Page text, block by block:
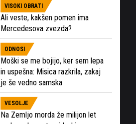
VISOKI OBRATI
Ali veste, kakšen pomen ima
Mercedesova zvezda?
ODNOSI
Moški se me bojijo, ker sem lepa
in uspešna: Misica razkrila, zakaj
je še vedno samska
VESOLJE
Na Zemljo morda že milijon let